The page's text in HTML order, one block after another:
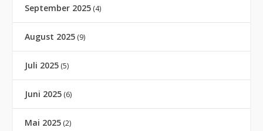
September 2025 (4)
August 2025 (9)
Juli 2025 (5)
Juni 2025 (6)
Mai 2025 (2)